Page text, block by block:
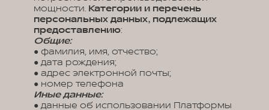
мощности. Категории и перечень
персональных данных, подлежащих
предоставлению:
Общие:
● фамилия, имя, отчество;
● дата рождения;
● адрес электронной почты;
● номер телефона
Иные данные:
● данные об использовании Платформы